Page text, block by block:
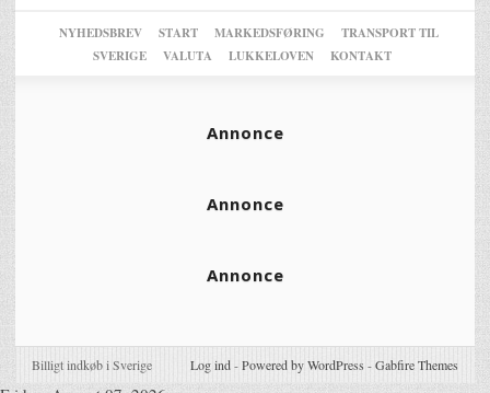
NYHEDSBREV START MARKEDSFØRING
TRANSPORT TIL
SVERIGE
VALUTA LUKKELOVEN KONTAKT
Annonce
Annonce
Annonce
Billigt indkøb i Sverige Log ind-Powered by WordPress -Gabfire Themes